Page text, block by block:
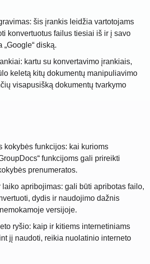
šis įrankis leidžia vartotojams
konvertuotus failus tiesiai iš ir į savo
„Google“ diską.
kartu su konvertavimo įrankiais,
keletą kitų dokumentų manipuliavimo
visapusišką dokumentų tvarkymo
kokybės funkcijos: kai kurioms
funkcijoms gali prireikti
prenumeratos.
laiko apribojimas: gali būti apribotas failo,
dydis ir naudojimo dažnis
versijoje.
ryšio: kaip ir kitiems internetiniams
jį naudoti, reikia nuolatinio interneto